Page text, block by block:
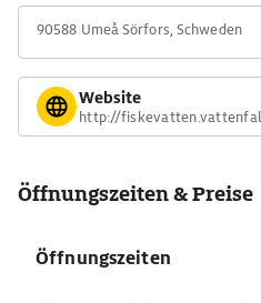
die meist Elche darstellen. Die
nachgezogenen Figuren sind bis
90588 Umeå Sörfors, Schweden
Website
http://
Öffnungszeiten & Preise
Öffnungszeiten